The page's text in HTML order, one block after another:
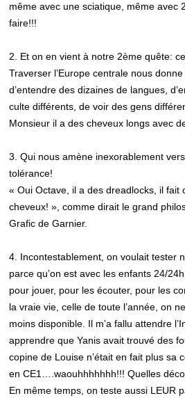
même avec une sciatique, même avec
faire!!!
2. Et on en vient à notre 2ème quête:
Traverser l’Europe centrale nous
d’entendre des dizaines de langues,
culte différents, de voir des gens
Monsieur il a des cheveux longs avec
3. Qui nous amène inexorablement
tolérance!
« Oui Octave, il a des dreadlocks, il fait
cheveux! », comme dirait le grand
Grafic de Garnier.
4. Incontestablement, on voulait tester
parce qu’on est avec les enfants 24/
pour jouer, pour les écouter, pour les
la vraie vie, celle de toute l’année, on
moins disponible. Il m’a fallu attendre
apprendre que Yanis avait trouvé des
copine de Louise n’était en fait plus sa
en CE1….waouhhhhhhh!!! Quelles
En même temps, on teste aussi LEUR